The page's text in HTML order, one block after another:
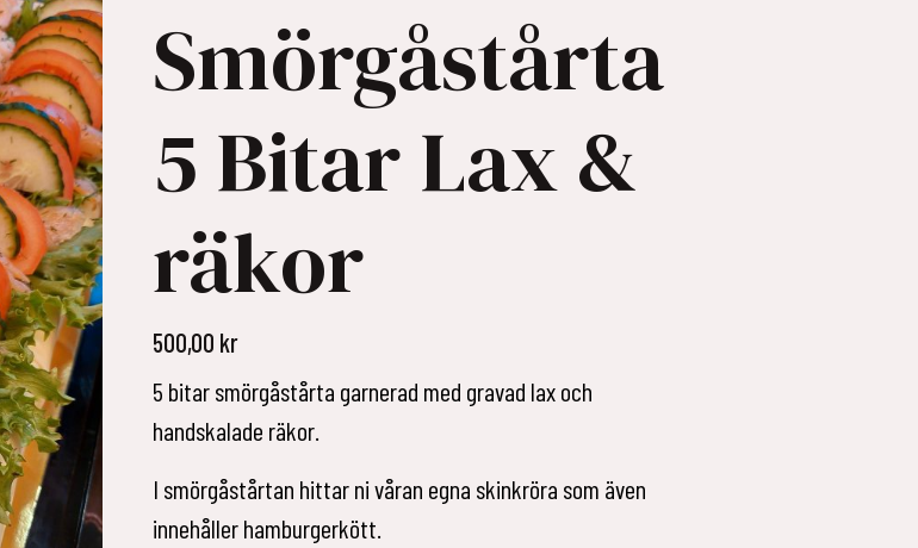
Smörgåstårta
5 Bitar Lax &
räkor
500,00 kr
5 bitar smörgåstårta garnerad med gravad lax och
handskalade räkor.
I smörgåstårtan hittar ni våran egna skinkröra som även
innehåller hamburgerkött.